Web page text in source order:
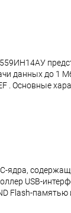
данных до
ядра,
USB-
Flash-